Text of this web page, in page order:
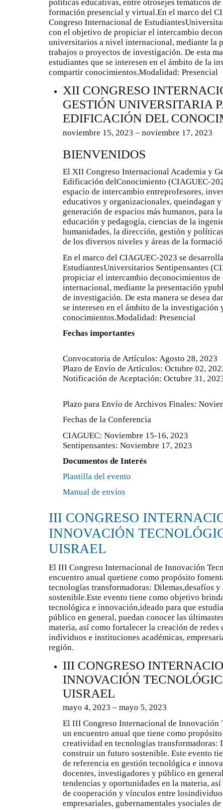
políticas educativas, entre otrosejes temáticos
formación presencial y virtual.En el marco del
Congreso Internacional de
con el objetivo de propiciar el intercambio
universitarios a nivel internacional, mediante la
trabajos o proyectos de investigación. De esta
estudiantes que se interesen en el ámbito de la
compartir conocimientos.Modalidad: Presencial
XII CONGRESO
GESTIÓN UNIVERSITARIA
EDIFICACIÓN DEL
noviembre 15, 2023 – noviembre 17, 2023
BIENVENIDOS
El XII Congreso Internacional Academia y
Edificación delConocimiento (CIAGUEC-
espacio de intercambio entreprofesores,
educativos y organizacionales, queindagan
generación de espacios más humanos, para
educación y pedagogía, ciencias de la
humanidades, la dirección, gestión y
de los diversos niveles y áreas de la
En el marco del CIAGUEC-2023 se
EstudiantesUniversitarios Sentipensantes
propiciar el intercambio deconocimientos
internacional, mediante la presentación
de investigación. De esta manera se desea
se interesen en el ámbito de la
conocimientos.Modalidad: Presencial
Fechas importantes
Convocatoria de Artículos: Agosto 28, 2023
Plazo de Envío de Artículos: Octubre 02,
Notificación de Aceptación: Octubre 31,
Plazo para Envío de Archivos Finales:
Fechas de la Conferencia
CIAGUEC: Noviembre 15-16, 2023
Sentipensantes: Noviembre 17, 2023
Documentos de Interés
Plantilla del evento
Manual de envíos
III CONGRESO
INNOVACIÓN
UISRAEL
El III Congreso Internacional de Innovación
encuentro anual quetiene como propósito
tecnologías transformadoras: Dilemas,desafíos
sostenible.Este evento tiene como objetivo
tecnológica e innovación,ideado para que
público en general, puedan conocer las
materia, así como fortalecer la creación de
individuos e instituciones académicas,
región.
III CONGRESO
INNOVACIÓN
UISRAEL
mayo 4, 2023 – mayo 5, 2023
El III Congreso Internacional de
un encuentro anual que tiene como
creatividad en tecnologías transformadoras:
construir un futuro sostenible. Este evento
de referencia en gestión tecnológica e
docentes, investigadores y público en
tendencias y oportunidades en la materia,
de cooperación y vínculos entre
empresariales, gubernamentales ysociales